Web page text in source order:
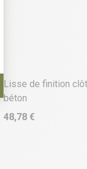
Lisse de finition
béton
48,78 €